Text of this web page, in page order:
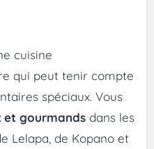
cuisine
qui peut tenir compte
spéciaux. Vous
et gourmands dans les
Lelapa, de Kopano et